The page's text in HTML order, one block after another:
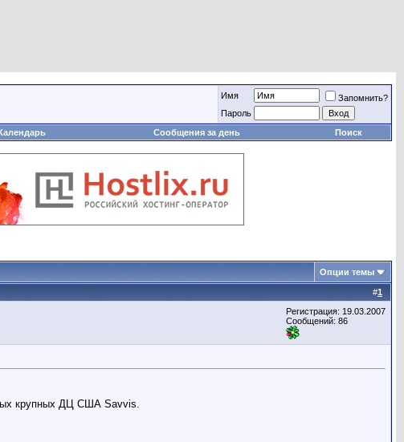
Имя
Запомнить?
Пароль
Сообщения за день Поиск
Опции темы
#1
Регистрация: 19.03.2007
Сообщений: 86
крупных ДЦ США Savvis.